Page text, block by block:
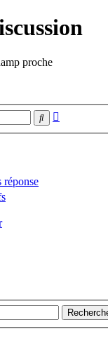
proche
Rechercher
réponse